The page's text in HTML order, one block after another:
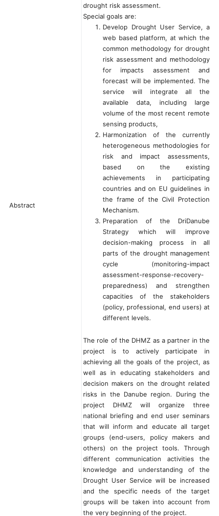
Abstract
drought risk assessment.
Special goals are:
Develop Drought User Service, a
web based platform, at which the
common methodology for drought
risk assessment and methodology
for impacts assessment and
forecast will be implemented. The
service will integrate all the
available data, including large
volume of the most recent remote
sensing products,
Harmonization of the currently
heterogeneous methodologies for
risk and impact assessments,
based on the existing
achievements in participating
countries and on EU guidelines in
the frame of the Civil Protection
Mechanism.
Preparation of the DriDanube
Strategy which will improve
decision-making process in all
parts of the drought management
cycle (monitoring-impact
assessment-response-recovery-
preparedness) and strengthen
capacities of the stakeholders
(policy, professional, end users) at
different levels.
The role of the DHMZ as a partner in the
project is to actively participate in
achieving all the goals of the project, as
well as in educating stakeholders and
decision makers on the drought related
risks in the Danube region. During the
project DHMZ will organize three
national briefing and end user seminars
that will inform and educate all target
groups (end-users, policy makers and
others) on the project tools. Through
different communication activities the
knowledge and understanding of the
Drought User Service will be increased
and the specific needs of the target
groups will be taken into account from
the very beginning of the project.